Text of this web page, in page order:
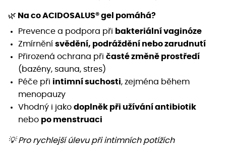
🌿 Na co ACIDOSALUS® gel pomáhá?
Prevence a podpora při bakteriální vaginóze
Zmírnění svědění, podráždění nebo zarudnutí
Přirozená ochrana při časté změně prostředí
(bazény, sauna, stres)
Péče při intimní suchosti, zejména během
menopauzy
Vhodný i jako doplněk při užívání antibiotik
nebo po menstruaci
💡 Pro rychlejší úlevu při intimních potížích